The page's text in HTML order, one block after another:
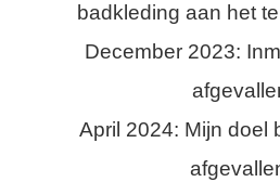
badkleding aan het
December 2023:
April 2024: Mijn doel